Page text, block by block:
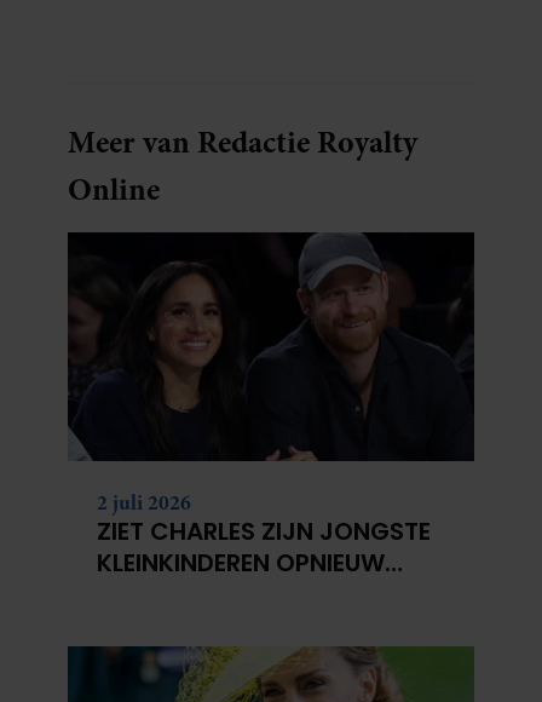
Meer van Redactie Royalty
Online
2 juli 2026
ZIET CHARLES ZIJN JONGSTE
KLEINKINDEREN OPNIEUW